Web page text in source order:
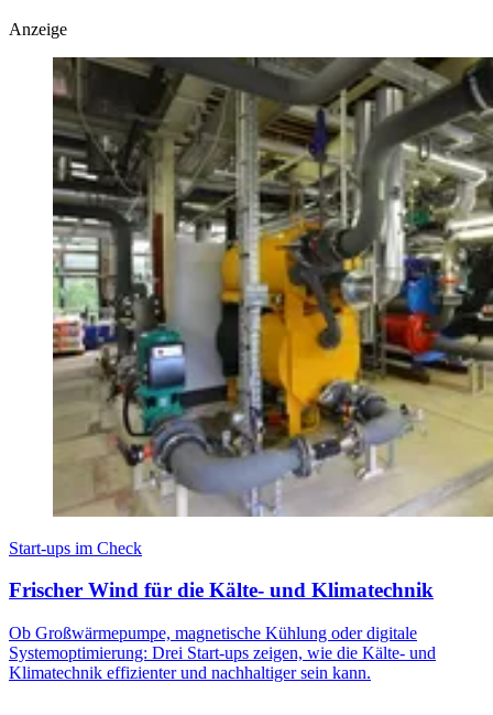
Anzeige
Start-ups im Check
Frischer Wind für die Kälte- und Klimatechnik
Ob Großwärmepumpe, magnetische Kühlung oder digitale
Systemoptimierung: Drei Start-ups zeigen, wie die Kälte- und
Klimatechnik effizienter und nachhaltiger sein kann.